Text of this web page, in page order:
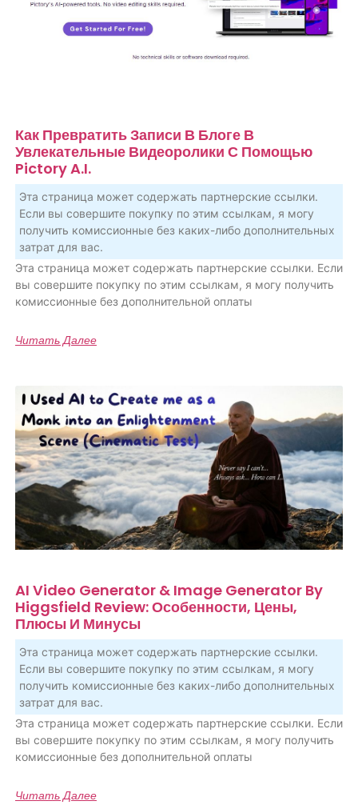
Как Превратить Записи В Блоге В
Увлекательные Видеоролики С Помощью
Pictory A.I.
Эта страница может содержать партнерские ссылки.
Если вы совершите покупку по этим ссылкам, я могу
получить комиссионные без каких-либо дополнительных
затрат для вас.
Эта страница может содержать партнерские ссылки. Если
вы совершите покупку по этим ссылкам, я могу получить
комиссионные без дополнительной оплаты
Читать Далее
AI Video Generator & Image Generator By
Higgsfield Review: Особенности, Цены,
Плюсы И Минусы
Эта страница может содержать партнерские ссылки.
Если вы совершите покупку по этим ссылкам, я могу
получить комиссионные без каких-либо дополнительных
затрат для вас.
Эта страница может содержать партнерские ссылки. Если
вы совершите покупку по этим ссылкам, я могу получить
комиссионные без дополнительной оплаты
Читать Далее